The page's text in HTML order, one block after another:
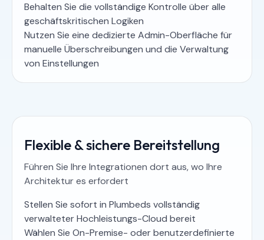
Behalten Sie die vollständige Kontrolle über alle
geschäftskritischen Logiken
Nutzen Sie eine dedizierte Admin-Oberfläche für
manuelle Überschreibungen und die Verwaltung
von Einstellungen
Flexible & sichere Bereitstellung
Führen Sie Ihre Integrationen dort aus, wo Ihre
Architektur es erfordert
Stellen Sie sofort in Plumbeds vollständig
verwalteter Hochleistungs-Cloud bereit
Wählen Sie On-Premise- oder benutzerdefinierte